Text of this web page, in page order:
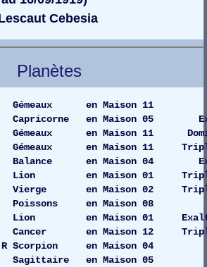
Cebesia
Planètes
Gémeaux en
Capricorne en Maison
Gémeaux en Maison 11
Gémeaux en Maison 11
Balance en Maison 04
Lion en Maison 01
Vierge en Maison 02
Poissons en
Lion en Maison 01
Cancer en Maison 12
Scorpion en Maison 04
Sagittaire en Maison 05